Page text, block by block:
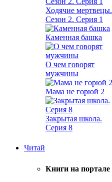
Ходячие мертвецы.
Сезон 2. Серия 1
Каменная башка
О чем говорят
мужчины
Мама не горюй 2
Закрытая школа.
Серия 8
Читай
Книги на портале